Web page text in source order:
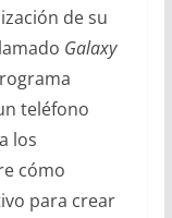
de su
Galaxy
teléfono
los
cómo
para crear